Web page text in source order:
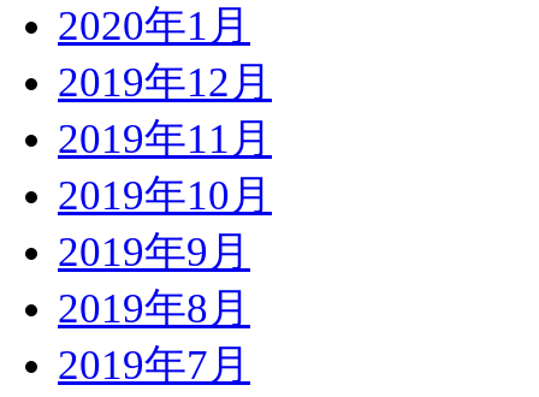
2020年1月
2019年12月
2019年11月
2019年10月
2019年9月
2019年8月
2019年7月